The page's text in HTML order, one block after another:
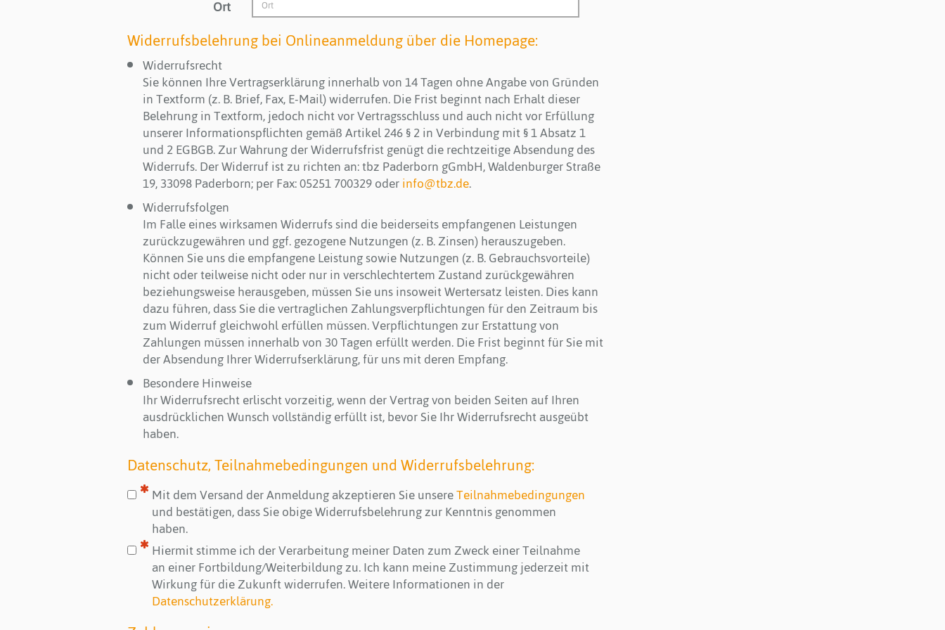
Ort
Widerrufsbelehrung bei Onlineanmeldung über die Homepage:
Widerrufsrecht
Sie können Ihre Vertragserklärung innerhalb von 14 Tagen ohne Angabe von Gründen
in Textform (z. B. Brief, Fax, E-Mail) widerrufen. Die Frist beginnt nach Erhalt dieser
Belehrung in Textform, jedoch nicht vor Vertragsschluss und auch nicht vor Erfüllung
unserer Informationspflichten gemäß Artikel 246 § 2 in Verbindung mit § 1 Absatz 1
und 2 EGBGB. Zur Wahrung der Widerrufsfrist genügt die rechtzeitige Absendung des
Widerrufs. Der Widerruf ist zu richten an: tbz Paderborn gGmbH, Waldenburger Straße
19, 33098 Paderborn; per Fax: 05251 700329 oderinfo@tbz.de.
Widerrufsfolgen
Im Falle eines wirksamen Widerrufs sind die beiderseits empfangenen Leistungen
zurückzugewähren und ggf. gezogene Nutzungen (z. B. Zinsen) herauszugeben.
Können Sie uns die empfangene Leistung sowie Nutzungen (z. B. Gebrauchsvorteile)
nicht oder teilweise nicht oder nur in verschlechtertem Zustand zurückgewähren
beziehungsweise herausgeben, müssen Sie uns insoweit Wertersatz leisten. Dies kann
dazu führen, dass Sie die vertraglichen Zahlungsverpflichtungen für den Zeitraum bis
zum Widerruf gleichwohl erfüllen müssen. Verpflichtungen zur Erstattung von
Zahlungen müssen innerhalb von 30 Tagen erfüllt werden. Die Frist beginnt für Sie mit
der Absendung Ihrer Widerrufserklärung, für uns mit deren Empfang.
Besondere Hinweise
Ihr Widerrufsrecht erlischt vorzeitig, wenn der Vertrag von beiden Seiten auf Ihren
ausdrücklichen Wunsch vollständig erfüllt ist, bevor Sie Ihr Widerrufsrecht ausgeübt
haben.
Datenschutz, Teilnahmebedingungen und Widerrufsbelehrung:
Mit dem Versand der Anmeldung akzeptieren Sie unsereTeilnahmebedingungen
und bestätigen, dass Sie obige Widerrufsbelehrung zur Kenntnis genommen
haben.
Hiermit stimme ich der Verarbeitung meiner Daten zum Zweck einer Teilnahme
an einer Fortbildung/Weiterbildung zu. Ich kann meine Zustimmung jederzeit mit
Wirkung für die Zukunft widerrufen. Weitere Informationen in der
Datenschutzerklärung.